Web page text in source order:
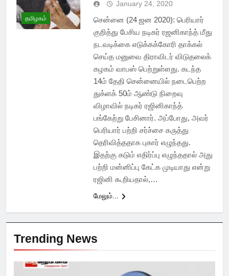
தமிழகம்
January 24, 2020
சென்னை (24 ஜன 2020): பெரியார்
குறித்து பேசிய நடிகர் ரஜனிகாந்த் மீது
நடவடிக்கை எடுக்கக்கோரி தாக்கல்
செய்த மனுவை திராவிடர் விடுதலைக்
கழகம் வாபஸ் பெற்றுள்ளது. கடந்த
14ம் தேதி சென்னையில் நடைபெற்ற
துக்ளக் 50ம் ஆண்டு நிறைவு
விழாவில் நடிகர் ரஜினிகாந்த்
பங்கேற்று பேசினார். அப்போது, அவர்
பெரியார் பற்றி சர்ச்சை கருத்து
தெரிவித்ததாக புகார் எழுந்தது.
இதற்கு கடும் எதிர்ப்பு எழுந்ததால் அது
பற்றி மன்னிப்பு கேட்க முடியாது என்று
ரஜினி கூறியதால்,…
மேலும்...
Trending News